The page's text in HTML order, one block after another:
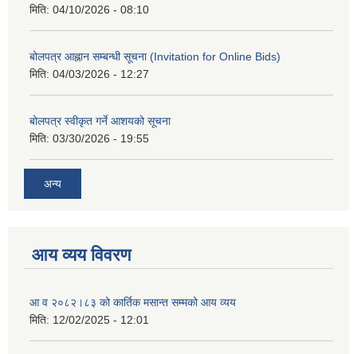
मिति: 04/10/2026 - 08:10
बोलपत्र आह्नान सम्बन्धी सूचना (Invitation for Online Bids)
मिति: 04/03/2026 - 12:27
बोलपत्र स्वीकृत गर्ने आशयको सूचना
मिति: 03/30/2026 - 19:55
अन्य
आय व्यय विवरण
आ व २०८२।८३ को कार्तिक मसान्त सम्मको आय व्यय
मिति: 12/02/2025 - 12:01